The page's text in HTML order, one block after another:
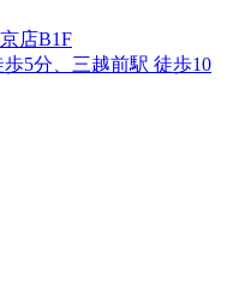
店B1F
5分、三越前駅 徒歩10